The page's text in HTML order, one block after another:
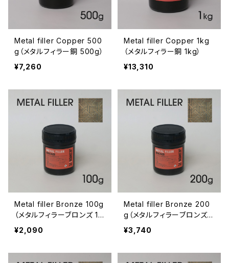
Metal filler Copper 500
g（メタルフィラー銅 500g）
¥7,260
Metal filler Copper 1kg
（メタルフィラー銅 1kg）
¥13,310
Metal filler Bronze 100g
（メタルフィラーブロンズ 10
0g）
¥2,090
Metal filler Bronze 200
g（メタルフィラーブロンズ 2
00g）
¥3,740